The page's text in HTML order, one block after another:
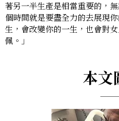
著另一半生產是相當重要的，
個時間就是要盡全力的去展現
生，會改變你的一生，也會對
佩。」
本文